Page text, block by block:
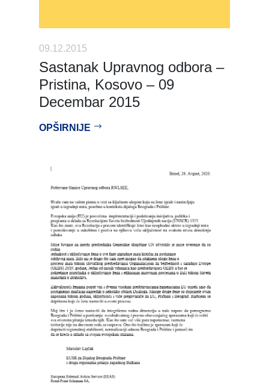
09.12.2015
Sastanak Upravnog odbora –
Pristina, Kosovo – 09
Decembar 2015
OPŠIRNIJE